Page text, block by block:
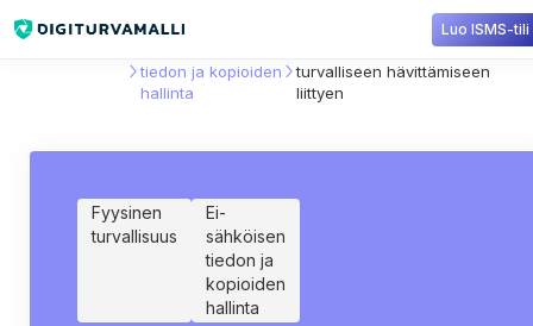
Luo ISMS-tili
tiedon ja kopioiden
hallinta
Ohjeistukset paperitietojen
turvalliseen hävittämiseen
liittyen
Fyysinen
turvallisuus
Ei-
sähköisen
tiedon ja
kopioiden
hallinta